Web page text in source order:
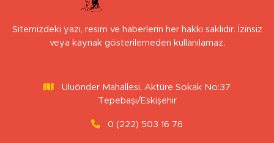
Sitemizdeki yazı, resim ve haberlerin her hakkı saklıdır. İzinsiz
veya kaynak gösterilemeden kullanılamaz.
Uluönder Mahallesi, Aktüre Sokak No:37
Tepebaşı/Eskişehir
0 (222) 503 16 76